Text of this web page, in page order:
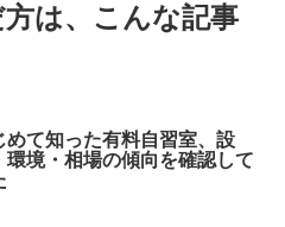
は、こんな記事
めて知った有料自習室、設
環境・相場の傾向を確認して